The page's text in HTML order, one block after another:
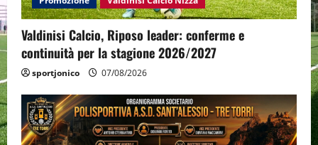
Valdinisi Calcio, Riposo leader: conferme e
continuità per la stagione 2026/2027
sportjonico 07/08/2026